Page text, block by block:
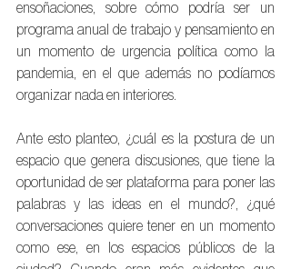
ensoñaciones, sobre cómo podría ser un
programa anual de trabajo y pensamiento en
un momento de urgencia política como la
pandemia, en el que además no podíamos
organizar nada en interiores.
Ante esto planteo, ¿cuál es la postura de un
espacio que genera discusiones, que tiene la
oportunidad de ser plataforma para poner las
palabras y las ideas en el mundo?, ¿qué
conversaciones quiere tener en un momento
como ese, en los espacios públicos de la